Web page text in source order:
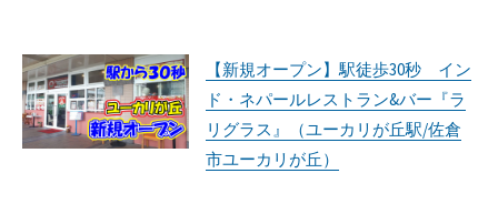
【新規オープン】駅徒歩30秒 イン
ド・ネパールレストラン&バー『ラ
リグラス』（ユーカリが丘駅/佐倉
市ユーカリが丘）